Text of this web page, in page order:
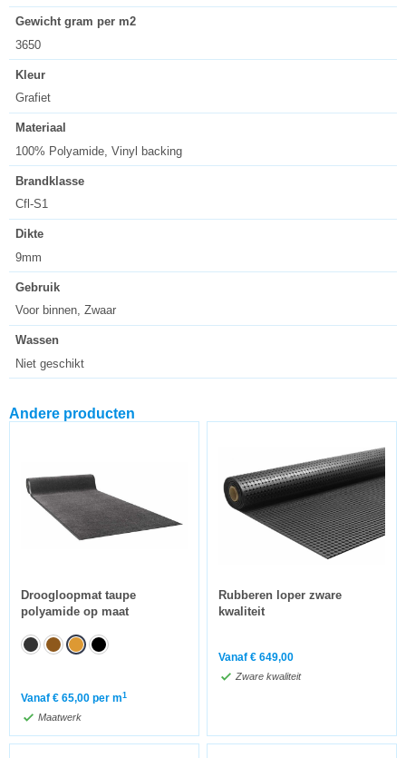
Gewicht gram per m2
3650
Kleur
Grafiet
Materiaal
100% Polyamide, Vinyl backing
Brandklasse
Cfl-S1
Dikte
9mm
Gebruik
Voor binnen, Zwaar
Wassen
Niet geschikt
Andere producten
Droogloopmat taupe
polyamide op maat
Vanaf € 65,00 per m1
Maatwerk
Rubberen loper zware
kwaliteit
Vanaf € 649,00
Zware kwaliteit